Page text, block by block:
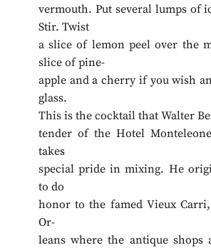
vermouth. Put several lumps of
Stir. Twist
a slice of lemon peel over the
slice of pine­-
apple and a cherry if you wish
glass.
This is the cocktail that Walter
tender of the Hotel
takes
special pride in mixing. He
to do
honor to the famed Vieux
Or­-
leans where the antique